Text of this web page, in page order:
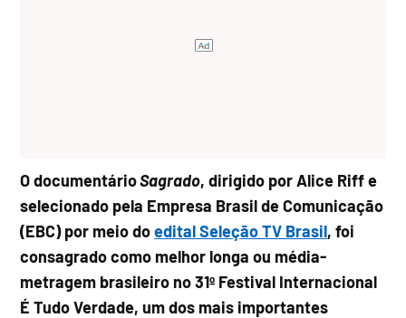
O documentárioSagrado, dirigido por Alice Riff e
selecionado pela Empresa Brasil de Comunicação
(EBC) por meio doedital Seleção TV Brasil, foi
consagrado como melhor longa ou média-
metragem brasileiro no 31º Festival Internacional
É Tudo Verdade, um dos mais importantes